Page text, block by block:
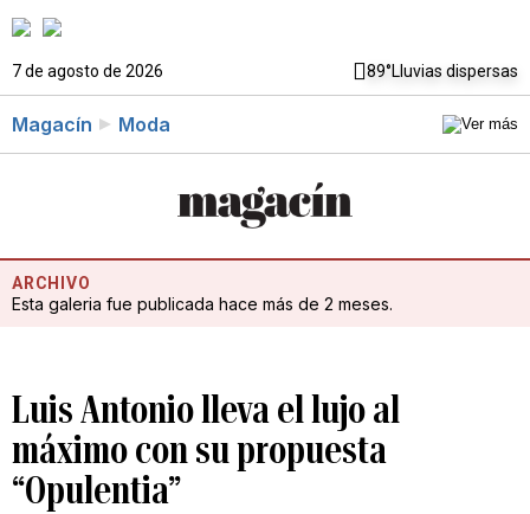
7 de agosto de 2026 89°Lluvias dispersas
Magacín Moda
ARCHIVO
Esta galeria fue publicada hace más de 2 meses.
Luis Antonio lleva el lujo al
máximo con su propuesta
“Opulentia”